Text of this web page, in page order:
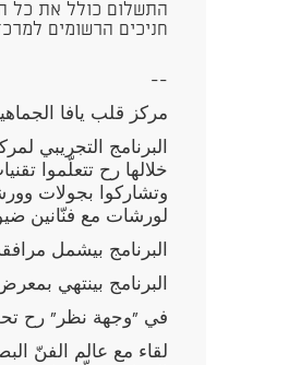
התשלום כולל את כל
חניכים הרשומים
--
مركز قلب يافا
البرنامج التجريبي
خلالها رح تتعلّموا
وتشاركوا بجولات
لورشات مع فنّانين
البرنامج بيشمل
البرنامج بينتهي
في "وجهة نظر" رح
لقاء مع عالم الفنّ